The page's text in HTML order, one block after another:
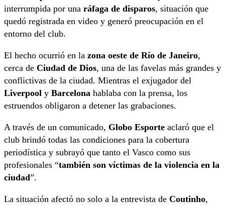
interrumpida por una ráfaga de disparos, situación que
quedó registrada en video y generó preocupación en el
entorno del club.
El hecho ocurrió en la zona oeste de Río de Janeiro,
cerca de Ciudad de Dios, una de las favelas más grandes y
conflictivas de la ciudad. Mientras el exjugador del
Liverpool y Barcelona hablaba con la prensa, los
estruendos obligaron a detener las grabaciones.
A través de un comunicado, Globo Esporte aclaró que el
club brindó todas las condiciones para la cobertura
periodística y subrayó que tanto el Vasco como sus
profesionales “también son víctimas de la violencia en la
ciudad”.
La situación afectó no solo a la entrevista de Coutinho,